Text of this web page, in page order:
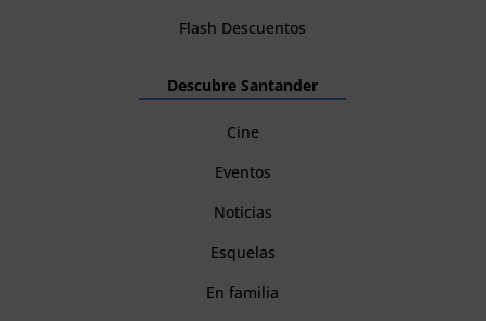
Flash Descuentos
Descubre Santander
Cine
Eventos
Noticias
Esquelas
En familia